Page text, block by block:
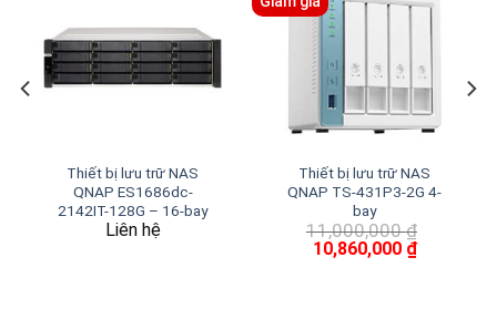
Thiết bị lưu trữ NAS
QNAP ES1686dc-
2142IT-128G – 16-bay
Liên hệ
Thiết bị lưu trữ NAS
QNAP TS-431P3-2G 4-
bay
11,000,000₫
Giá
gốc
10,860,000 ₫Giá
hiện